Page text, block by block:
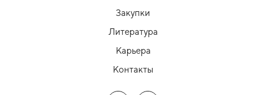
Закупки
Литература
Карьера
Контакты